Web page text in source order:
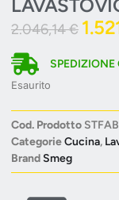
2.046,14€
SPEDIZIONE
Esaurito
Cod. Prodotto
CategorieCucina,
BrandSmeg